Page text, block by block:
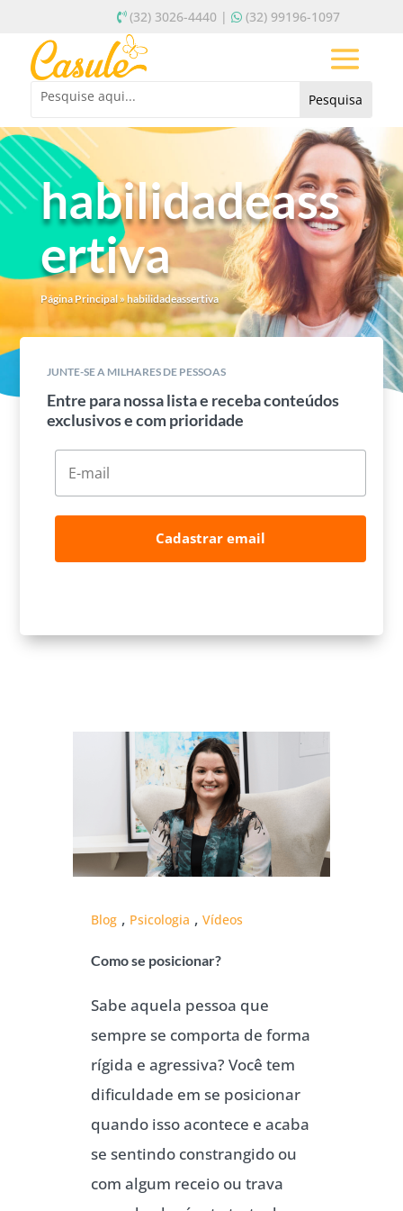
(32) 3026-4440 | (32) 99196-1097
habilidadeass
ertiva
Página Principal» habilidadeassertiva
JUNTE-SE A MILHARES DE PESSOAS
Entre para nossa lista e receba conteúdos
exclusivos e com prioridade
Cadastrar email
Blog , Psicologia , Vídeos
Como se posicionar?
Sabe aquela pessoa que
sempre se comporta de forma
rígida e agressiva? Você tem
dificuldade em se posicionar
quando isso acontece e acaba
se sentindo constrangido ou
com algum receio ou trava